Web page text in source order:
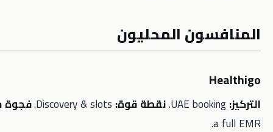
المحليون
نقطة قوة:Discovery & slots. فجوة شائعة:Not